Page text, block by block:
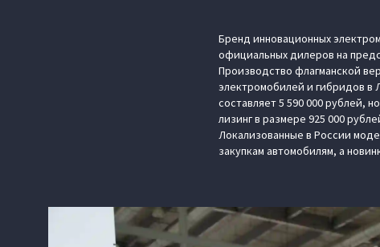
Бренд инновационных
официальных дилеров на
Производство флагманской
электромобилей и гибридов в
составляет 5 590 000 рублей,
лизинг в размере 925 000
Локализованные в России
закупкам автомобилям, а